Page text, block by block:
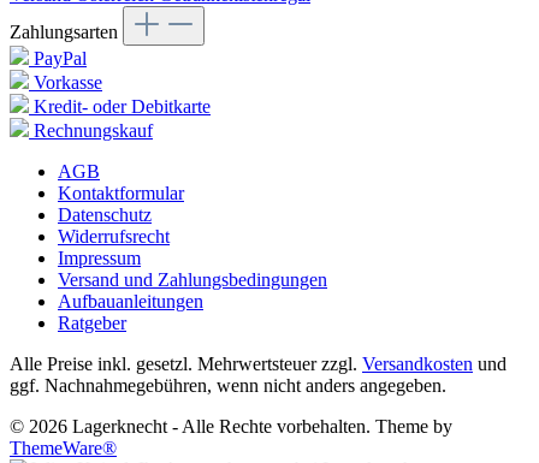
Zahlungsarten
PayPal
Vorkasse
Kredit- oder Debitkarte
Rechnungskauf
AGB
Kontaktformular
Datenschutz
Widerrufsrecht
Impressum
Versand und Zahlungsbedingungen
Aufbauanleitungen
Ratgeber
Alle Preise inkl. gesetzl. Mehrwertsteuer zzgl. Versandkosten und
ggf. Nachnahmegebühren, wenn nicht anders angegeben.
© 2026 Lagerknecht - Alle Rechte vorbehalten. Theme by
ThemeWare®